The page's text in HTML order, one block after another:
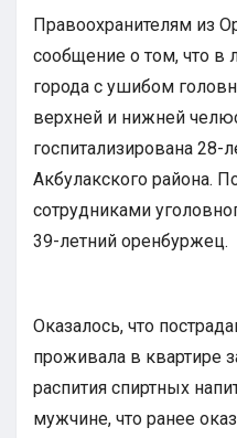
Правоохранителям из
сообщение о том, что в
города с ушибом
верхней и нижней
госпитализирована 28-
Акбулакского района.
сотрудниками
39-летний оренбуржец.
Оказалось, что
проживала в квартире
распития спиртных
мужчине, что ранее